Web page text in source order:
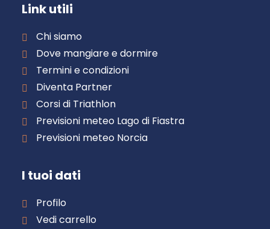
Link utili
Chi siamo
Dove mangiare e dormire
Termini e condizioni
Diventa Partner
Corsi di Triathlon
Previsioni meteo Lago di Fiastra
Previsioni meteo Norcia
I tuoi dati
Profilo
Vedi carrello